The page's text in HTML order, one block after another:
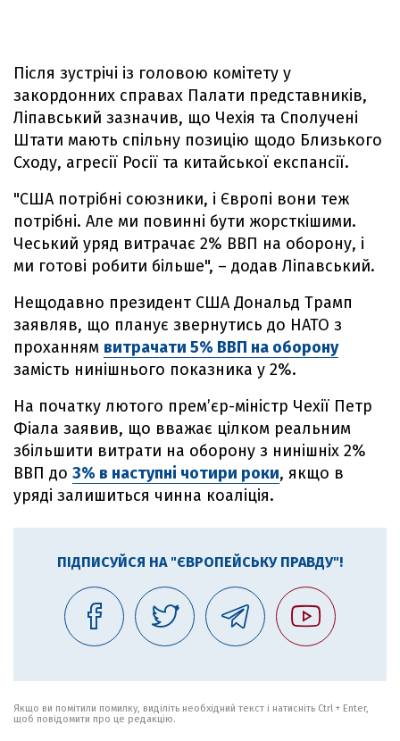
Після зустрічі із головою комітету у
закордонних справах Палати представників,
Ліпавський зазначив, що Чехія та Сполучені
Штати мають спільну позицію щодо Близького
Сходу, агресії Росії та китайської експансії.
"США потрібні союзники, і Європі вони теж
потрібні. Але ми повинні бути жорсткішими.
Чеський уряд витрачає 2% ВВП на оборону, і
ми готові робити більше", – додав Ліпавський.
Нещодавно президент США Дональд Трамп
заявляв, що планує звернутись до НАТО з
проханням витрачати 5% ВВП на оборону
замість нинішнього показника у 2%.
На початку лютого прем’єр-міністр Чехії Петр
Фіала заявив, що вважає цілком реальним
збільшити витрати на оборону з нинішніх 2%
ВВП до 3% в наступні чотири роки, якщо в
уряді залишиться чинна коаліція.
ПІДПИСУЙСЯ НА "ЄВРОПЕЙСЬКУ ПРАВДУ"!
Якщо ви помітили помилку, виділіть необхідний текст і натисніть Ctrl + Enter,
щоб повідомити про це редакцію.